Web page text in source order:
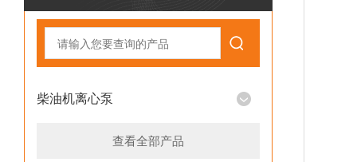
柴油机离心泵
查看全部产品